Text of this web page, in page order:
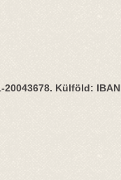
20043678. Külföld: